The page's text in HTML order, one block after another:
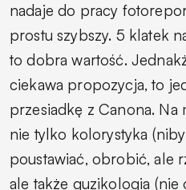
nadaje do pracy
prostu szybszy. 5 klatek
to dobra wartość.
ciekawa propozycja, to
przesiadkę z Canona. Na
nie tylko kolorystyka
poustawiać, obrobić, ale
ale także guzikologia